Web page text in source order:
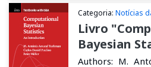
Categoria: Notícias
Livro
Bayesian
Authors: M.